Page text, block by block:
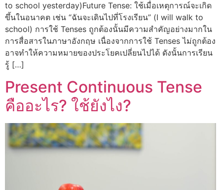
to school yesterday)Future Tense: ใช้เมื่อเหตุการณ์จะเกิด
ขึ้นในอนาคต เช่น “ฉันจะเดินไปที่โรงเรียน” (I will walk to
school) การใช้ Tenses ถูกต้องนั้นมีความสำคัญอย่างมากใน
การสื่อสารในภาษาอังกฤษ เนื่องจากการใช้ Tenses ไม่ถูกต้อง
อาจทำให้ความหมายของประโยคเปลี่ยนไปได้ ดังนั้นการเรียน
รู้ […]
Present Continuous Tense
คืออะไร? ใช้ยังไง?